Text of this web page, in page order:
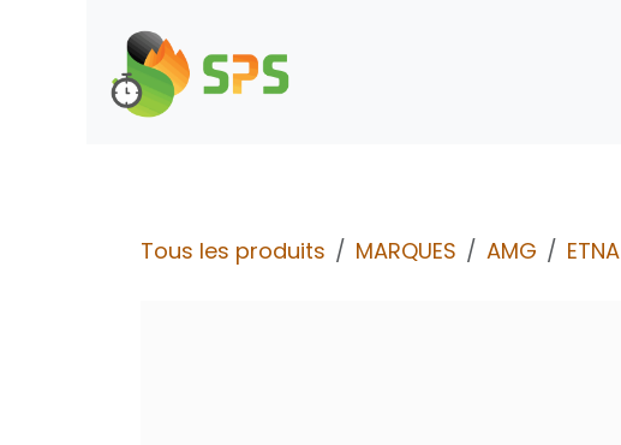
Tous les produits MARQUES AMG ETNA